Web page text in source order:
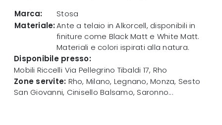
Marca:
Stosa
Materiale:Ante a telaio in Alkorcell, disponibili in
finiture come Black Matt e White Matt.
Materiali e colori ispirati alla natura.
Disponibile presso:
Mobili Riccelli Via Pellegrino Tibaldi 17, Rho
Zone servite: Rho, Milano, Legnano, Monza, Sesto
San Giovanni, Cinisello Balsamo, Saronno...